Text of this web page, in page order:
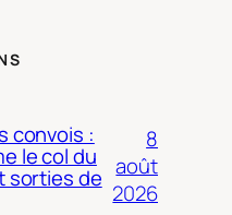
convois :
le col du
sorties de
8
août
2026